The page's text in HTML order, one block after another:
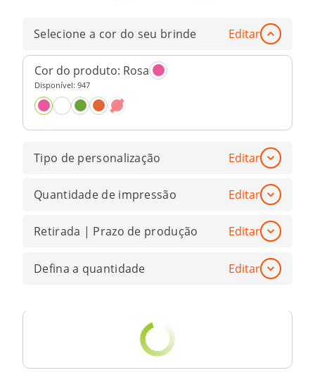
Selecione a cor do seu brinde Editar
Cor do produto: Rosa
Disponível: 947
Tipo de personalização Editar
Quantidade de impressão Editar
Retirada | Prazo de produção Editar
Defina a quantidade Editar